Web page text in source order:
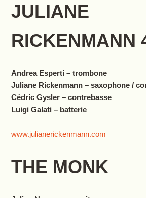
JULIANE
RICKENMANN
Andrea Esperti – trombone
Juliane Rickenmann – saxophone /
Cédric Gysler – contrebasse
Luigi Galati – batterie
www.julianerickenmann.com
THE MONK